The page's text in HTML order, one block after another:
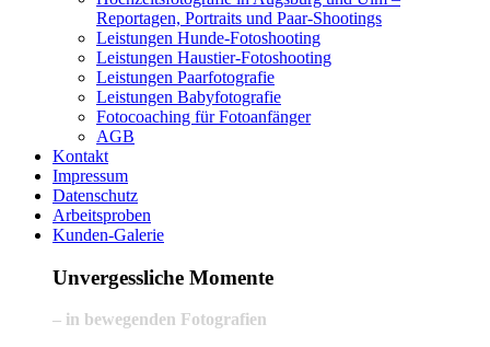
Reportagen, Portraits und Paar-Shootings
Leistungen Hunde-Fotoshooting
Leistungen Haustier-Fotoshooting
Leistungen Paarfotografie
Leistungen Babyfotografie
Fotocoaching für Fotoanfänger
AGB
Kontakt
Impressum
Datenschutz
Arbeitsproben
Kunden-Galerie
Unvergessliche Momente
– in bewegenden Fotografien